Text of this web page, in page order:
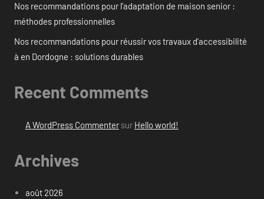
Nos recommandations pour l’adaptation de maison senior :
méthodes professionnelles
Nos recommandations pour réussir vos travaux d’accessibilité
à en Dordogne : solutions durables
Recent Comments
A WordPress Commentersur Hello world!
Archives
août 2026